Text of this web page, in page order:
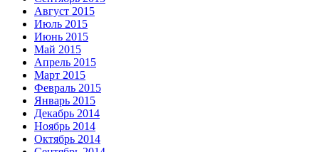
Август 2015
Июль 2015
Июнь 2015
Май 2015
Апрель 2015
Март 2015
Февраль 2015
Январь 2015
Декабрь 2014
Ноябрь 2014
Октябрь 2014